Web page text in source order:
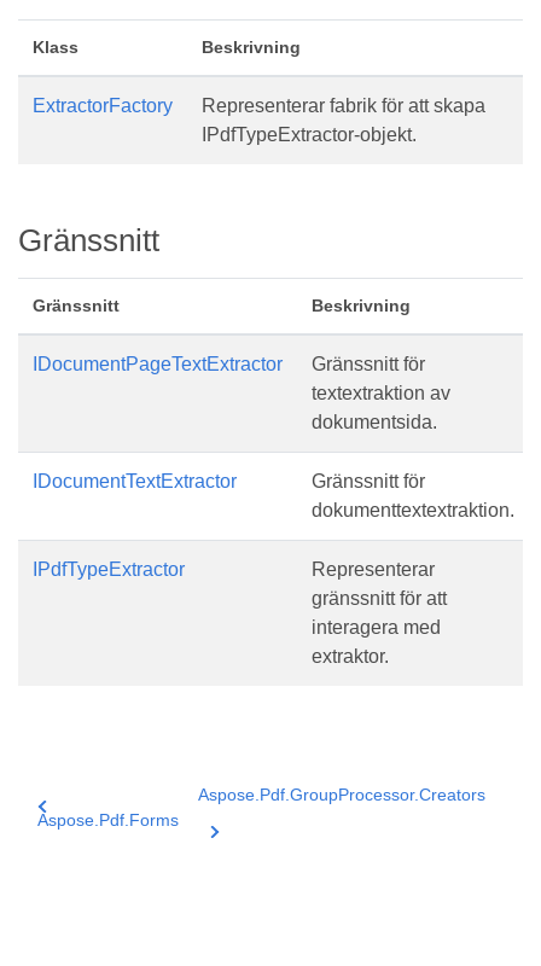
Klass Beskrivning
ExtractorFactory
Representerar fabrik för att skapa
IPdfTypeExtractor-objekt.
Gränssnitt
Gränssnitt Beskrivning
IDocumentPageTextExtractor
Gränssnitt för
textextraktion av
dokumentsida.
IDocumentTextExtractor
Gränssnitt för
dokumenttextextraktion.
IPdfTypeExtractor
Representerar
gränssnitt för att
interagera med
extraktor.
Aspose.Pdf.Forms
Aspose.Pdf.GroupProcessor.Creators